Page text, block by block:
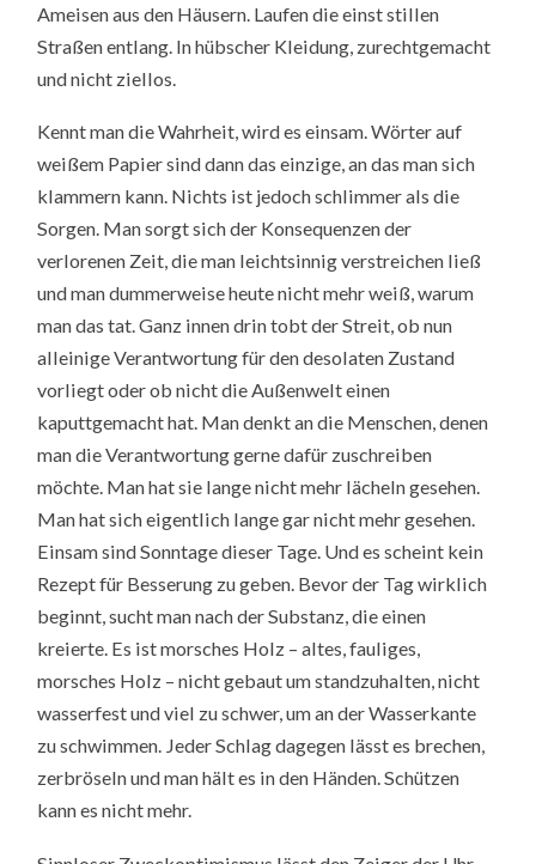
Ameisen aus den Häusern. Laufen die einst stillen
Straßen entlang. In hübscher Kleidung, zurechtgemacht
und nicht ziellos.
Kennt man die Wahrheit, wird es einsam. Wörter auf
weißem Papier sind dann das einzige, an das man sich
klammern kann. Nichts ist jedoch schlimmer als die
Sorgen. Man sorgt sich der Konsequenzen der
verlorenen Zeit, die man leichtsinnig verstreichen ließ
und man dummerweise heute nicht mehr weiß, warum
man das tat. Ganz innen drin tobt der Streit, ob nun
alleinige Verantwortung für den desolaten Zustand
vorliegt oder ob nicht die Außenwelt einen
kaputtgemacht hat. Man denkt an die Menschen, denen
man die Verantwortung gerne dafür zuschreiben
möchte. Man hat sie lange nicht mehr lächeln gesehen.
Man hat sich eigentlich lange gar nicht mehr gesehen.
Einsam sind Sonntage dieser Tage. Und es scheint kein
Rezept für Besserung zu geben. Bevor der Tag wirklich
beginnt, sucht man nach der Substanz, die einen
kreierte. Es ist morsches Holz – altes, fauliges,
morsches Holz – nicht gebaut um standzuhalten, nicht
wasserfest und viel zu schwer, um an der Wasserkante
zu schwimmen. Jeder Schlag dagegen lässt es brechen,
zerbröseln und man hält es in den Händen. Schützen
kann es nicht mehr.